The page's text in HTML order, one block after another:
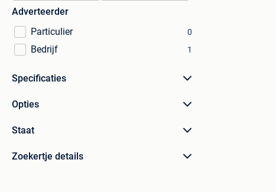
Adverteerder
Particulier
0
Bedrijf 1
Specificaties
Opties
Staat
Zoekertje details